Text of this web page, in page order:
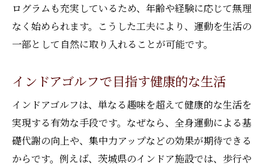
ログラムも充実しているため、年齢や経験に応じて無理
なく始められます。こうした工夫により、運動を生活の
一部として自然に取り入れることが可能です。
インドアゴルフで目指す健康的な生活
インドアゴルフは、単なる趣味を超えて健康的な生活を
実現する有効な手段です。なぜなら、全身運動による基
礎代謝の向上や、集中力アップなどの効果が期待できる
からです。例えば、茨城県のインドア施設では、歩行や